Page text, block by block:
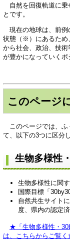
自然を回復軌道に乗
とです。
現在の地球は、前例
状態（※）にあるため
から社会、政治、技
が豊かになっていくポ
このページ
このページでは、ふ
て、以下の3つに区分
生物多様性
生物多様性に関
国際目標「
自然共生サイト
度、県内の認定
★「生物多様性・
は、こちらからご覧